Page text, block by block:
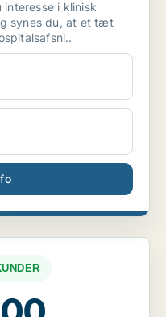
i klinisk
synes du, at et tæt